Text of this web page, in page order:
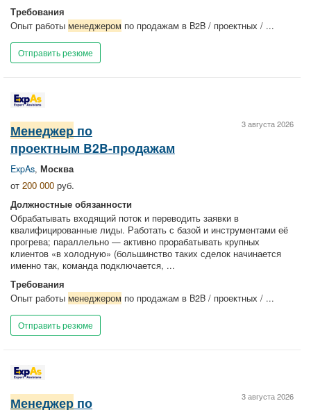
Требования
Опыт работы менеджером по продажам в B2B / проектных / ...
Отправить резюме
3 августа 2026
Менеджер по
проектным B2B-продажам
ExpAs, Москва
от 200 000 руб.
Должностные обязанности
Обрабатывать входящий поток и переводить заявки в
квалифицированные лиды. Работать с базой и инструментами её
прогрева; параллельно — активно прорабатывать крупных
клиентов «в холодную» (большинство таких сделок начинается
именно так, команда подключается, ...
Требования
Опыт работы менеджером по продажам в B2B / проектных / ...
Отправить резюме
3 августа 2026
Менеджер по